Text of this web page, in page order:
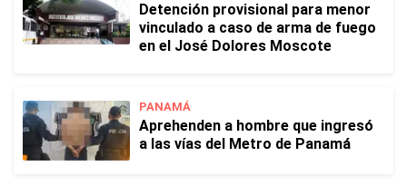
Detención provisional para menor
vinculado a caso de arma de fuego
en el José Dolores Moscote
PANAMÁ
Aprehenden a hombre que ingresó
a las vías del Metro de Panamá